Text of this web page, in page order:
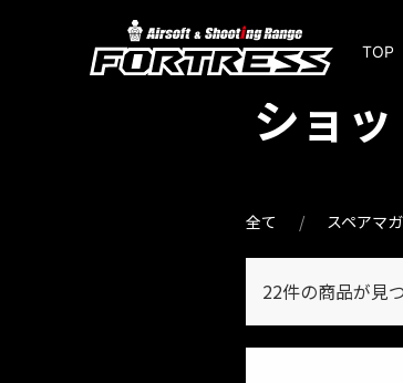
TOP
ショ
全て スペアマ
22件の商品が見